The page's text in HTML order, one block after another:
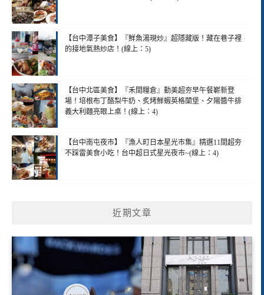
【台中潭子美食】『鮮魚湯現炒』超隱藏版！藏在巷子裡
的接地氣熱炒店！(線上：5)
【台中北區美食】『禾間糧倉』勤美超夯早午餐嶄新登
場！培根布丁酪梨牛奶、炙烤鮮蝦英格蘭堡、夕陽醬牛排
義大利麵亮眼上桌！(線上：4)
【台中南屯夜市】『漁人町日本星光市集』精選11間超夯
不踩雷美食小吃！台中超日式星光夜市~(線上：4)
近期文章